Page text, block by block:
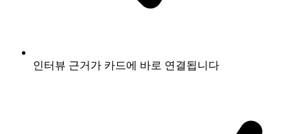
인터뷰 근거가 카드에 바로 연결됩니다